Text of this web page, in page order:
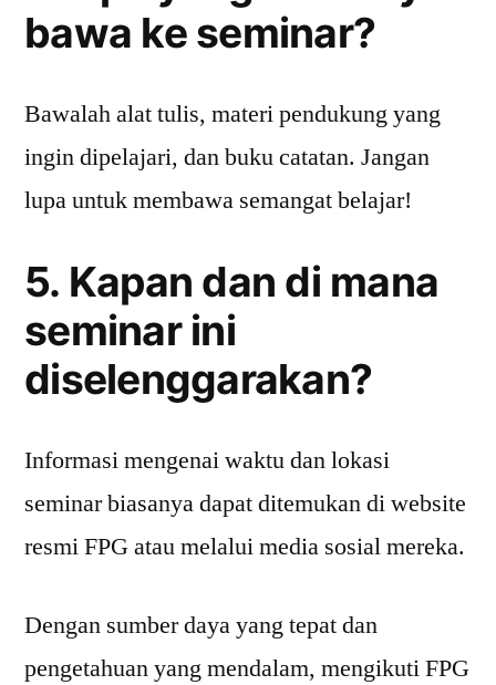
bawa ke seminar?
Bawalah alat tulis, materi pendukung yang
ingin dipelajari, dan buku catatan. Jangan
lupa untuk membawa semangat belajar!
5. Kapan dan di mana
seminar ini
diselenggarakan?
Informasi mengenai waktu dan lokasi
seminar biasanya dapat ditemukan di website
resmi FPG atau melalui media sosial mereka.
Dengan sumber daya yang tepat dan
pengetahuan yang mendalam, mengikuti FPG